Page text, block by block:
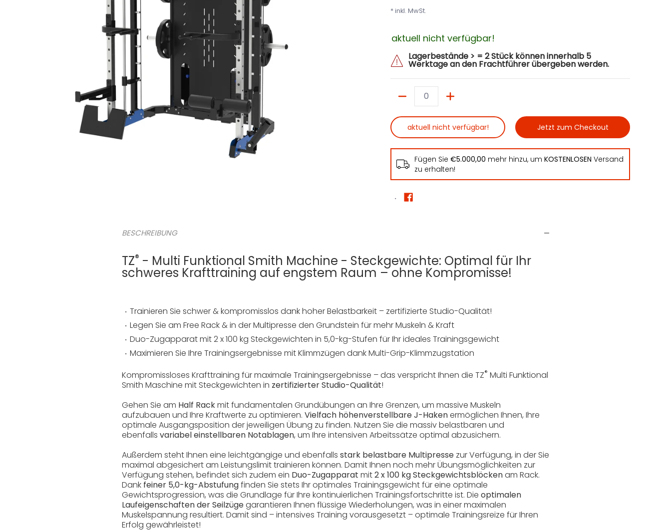
* inkl. MwSt.
aktuell nicht verfügbar!
Lagerbestände > = 2 Stück können innerhalb 5
Werktage an den Frachtführer übergeben werden.
aktuell nicht verfügbar! Jetzt zum Checkout
Fügen Sie€5.000,00 mehr hinzu, umKOSTENLOSEN Versand
zu erhalten!
BESCHREIBUNG
TZ® - Multi Funktional Smith Machine - Steckgewichte: Optimal für Ihr
schweres Krafttraining auf engstem Raum – ohne Kompromisse!
Trainieren Sie schwer & kompromisslos dank hoher Belastbarkeit – zertifizierte Studio-Qualität!
Legen Sie am Free Rack & in der Multipresse den Grundstein für mehr Muskeln & Kraft
Duo-Zugapparat mit 2 x 100 kg Steckgewichten in 5,0-kg-Stufen für Ihr ideales Trainingsgewicht
Maximieren Sie Ihre Trainingsergebnisse mit Klimmzügen dank Multi-Grip-Klimmzugstation
Kompromissloses Krafttraining für maximale Trainingsergebnisse – das verspricht Ihnen die TZ® Multi Funktional
Smith Maschine mit Steckgewichten in zertifizierter Studio-Qualität!
Gehen Sie am Half Rackmit fundamentalen Grundübungen an Ihre Grenzen, um massive Muskeln
aufzubauen und Ihre Kraftwerte zu optimieren. Vielfach höhenverstellbare J-Hakenermöglichen Ihnen, Ihre
optimale Ausgangsposition der jeweiligen Übung zu finden. Nutzen Sie die massiv belastbaren und
ebenfalls variabel einstellbaren Notablagen, um Ihre intensiven Arbeitssätze optimal abzusichern.
Außerdem steht Ihnen eine leichtgängige und ebenfalls stark belastbare Multipresse zur Verfügung, in der Sie
maximal abgesichert am Leistungslimit trainieren können. Damit Ihnen noch mehr Übungsmöglichkeiten zur
Verfügung stehen, befindet sich zudem ein Duo-Zugapparat mit2 x 100 kg Steckgewichtsblöckenam Rack.
Dank feiner 5,0-kg-Abstufungfinden Sie stets Ihr optimales Trainingsgewicht für eine optimale
Gewichtsprogression, was die Grundlage für Ihre kontinuierlichen Trainingsfortschritte ist. Die optimalen
Laufeigenschaften der Seilzügegarantieren Ihnen flüssige Wiederholungen, was in einer maximalen
Muskelspannung resultiert. Damit sind – intensives Training vorausgesetzt – optimale Trainingsreize für Ihren
Erfolg gewährleistet!